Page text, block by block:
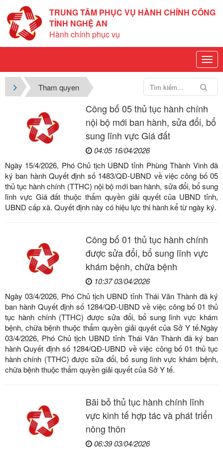
TRUNG TÂM PHỤC VỤ HÀNH CHÍNH CÔNG
TỈNH NGHỆ AN
Hành chính phục vụ
Tham quyen
Công bố 05 thủ tục hành chính
nội bộ mới ban hành, sửa đổi, bổ
sung lĩnh vực Giá đất
04:05 16/04/2026
Ngày 15/4/2026, Phó Chủ tịch UBND tỉnh Phùng Thành Vinh đã
ký ban hành Quyết định số 1483/QĐ-UBND về việc công bố 05
thủ tục hành chính (TTHC) nội bộ mới ban hành, sửa đổi, bổ sung
lĩnh vực Giá đất thuộc thẩm quyền giải quyết của UBND tỉnh,
UBND cấp xã. Quyết định này có hiệu lực thi hành kể từ ngày ký.
Công bố 01 thủ tục hành chính
được sửa đổi, bổ sung lĩnh vực
khám bệnh, chữa bệnh
10:37 03/04/2026
Ngày 03/4/2026, Phó Chủ tịch UBND tỉnh Thái Văn Thành đã ký
ban hành Quyết định số 1284/QĐ-UBND về việc công bố 01 thủ
tục hành chính (TTHC) được sửa đổi, bổ sung lĩnh vực khám
bệnh, chữa bệnh thuộc thẩm quyền giải quyết của Sở Y tế.Ngày
03/4/2026, Phó Chủ tịch UBND tỉnh Thái Văn Thành đã ký ban
hành Quyết định số 1284/QĐ-UBND về việc công bố 01 thủ tục
hành chính (TTHC) được sửa đổi, bổ sung lĩnh vực khám bệnh,
chữa bệnh thuộc thẩm quyền giải quyết của Sở Y tế.
Bãi bỏ thủ tục hành chính lĩnh
vực kinh tế hợp tác và phát triển
nông thôn
06:39 03/04/2026